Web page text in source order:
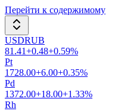
Перейти к содержимому
USDRUB
81.41+0.48+0.59%
Pt
1728.00+6.00+0.35%
Pd
1372.00+18.00+1.33%
Rh